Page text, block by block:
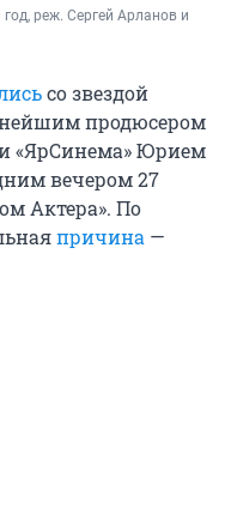
реж. Сергей Арланов и
со звездой
продюсером
«ЯрСинема» Юрием
вечером 27
Актера». По
причина —